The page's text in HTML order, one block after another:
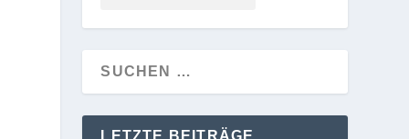
LETZTE BEITRÄGE